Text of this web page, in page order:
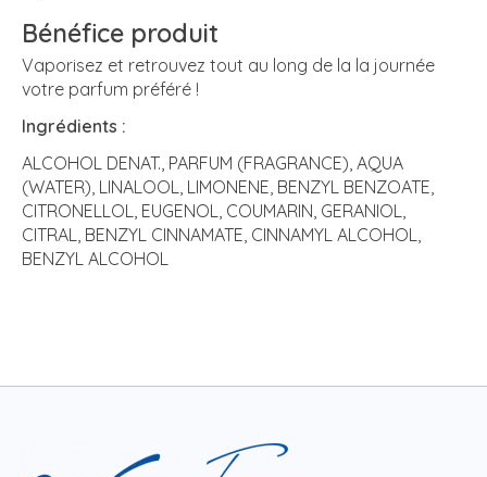
Bénéfice produit
Vaporisez et retrouvez tout au long de la la journée
votre parfum préféré !
Ingrédients :
ALCOHOL DENAT., PARFUM (FRAGRANCE), AQUA
(WATER), LINALOOL, LIMONENE, BENZYL BENZOATE,
CITRONELLOL, EUGENOL, COUMARIN, GERANIOL,
CITRAL, BENZYL CINNAMATE, CINNAMYL ALCOHOL,
BENZYL ALCOHOL